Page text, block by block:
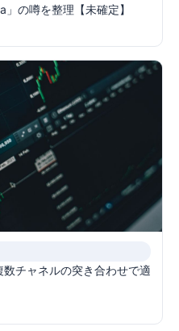
の噂を整理【未確定】
チャネルの突き合わせで適